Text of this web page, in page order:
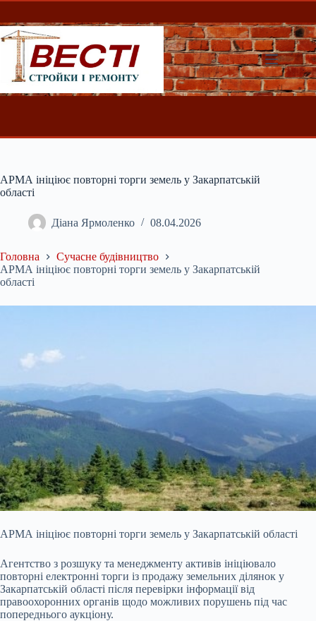
Перейти
вмісту
АРМА ініціює повторні торги земель у Закарпатській
області
Діана Ярмоленко 08.04.2026
Головна
Сучасне будівництво
АРМА ініціює повторні торги земель у Закарпатській
області
АРМА ініціює повторні торги земель у Закарпатській області
Агентство з розшуку та менеджменту активів ініціювало
повторні електронні торги із продажу земельних ділянок у
Закарпатській області після перевірки інформації від
правоохоронних органів щодо можливих порушень під час
попереднього аукціону.